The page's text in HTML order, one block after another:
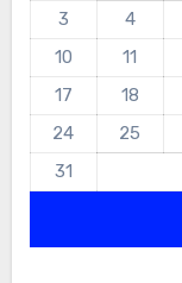
3
4
10
11
17
18
24
25
31